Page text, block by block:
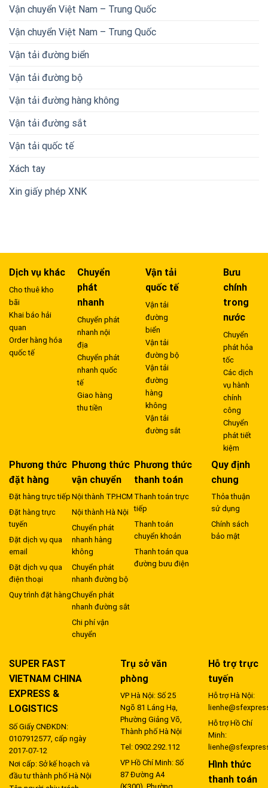
Vận chuyển Việt Nam – Trung Quốc
Vận chuyển Việt Nam – Trung Quốc
Vận tải đường biển
Vận tải đường bộ
Vận tải đường hàng không
Vận tải đường sắt
Vận tải quốc tế
Xách tay
Xin giấy phép XNK
Dịch vụ khác
Cho thuê kho
bãi
Khai báo hải
quan
Order hàng hóa
quốc tế
Chuyển
phát
nhanh
Chuyển phát
nhanh nội
địa
Chuyển phát
nhanh quốc
tế
Giao hàng
thu tiền
Vận tải
quốc tế
Vận tải
đường
biển
Vận tải
đường bộ
Vận tải
đường
hàng
không
Vận tải
đường sắt
Bưu
chính
trong
nước
Chuyển
phát hỏa
tốc
Các dịch
vụ hành
chính
công
Chuyển
phát tiết
kiệm
Phương thức
đặt hàng
Đặt hàng trực tiếp
Đặt hàng trực
tuyến
Đặt dịch vụ qua
email
Đặt dịch vụ qua
điện thoại
Quy trình đặt hàng
Phương thức
vận chuyển
Nội thành TP.HCM
Nội thành Hà Nội
Chuyển phát
nhanh hàng
không
Chuyển phát
nhanh đường bộ
Chuyển phát
nhanh đường sắt
Chi phí vận
chuyển
Phương thức
thanh toán
Thanh toán trực
tiếp
Thanh toán
chuyển khoản
Thanh toán qua
đường bưu điện
Quy định
chung
Thỏa thuận
sử dụng
Chính sách
bảo mật
SUPER FAST
VIETNAM CHINA
EXPRESS &
LOGISTICS
Số Giấy CNĐKDN:
0107912577, cấp ngày
2017-07-12
Nơi cấp: Sở kế hoạch và
đầu tư thành phố Hà Nội
Trụ sở văn
phòng
VP Hà Nội: Số 25
Ngõ 81 Láng Hạ,
Phường Giảng Võ,
Thành phố Hà Nội
Tel: 0902.292.112
VP Hồ Chí Minh: Số
87 Đường A4
Hỗ trợ trực
tuyến
Hỗ trợ Hà Nội:
Hỗ trợ Hồ Chí
Minh:
Hình thức
thanh toán